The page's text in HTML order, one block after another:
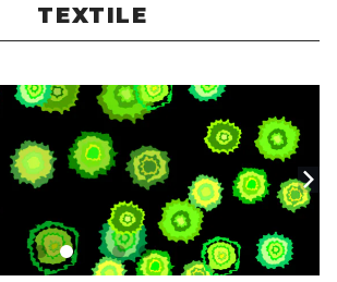
TEXTILE